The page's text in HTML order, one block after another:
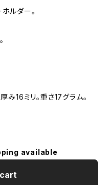
ルダー。
16ミリ。重さ17グラム。
available